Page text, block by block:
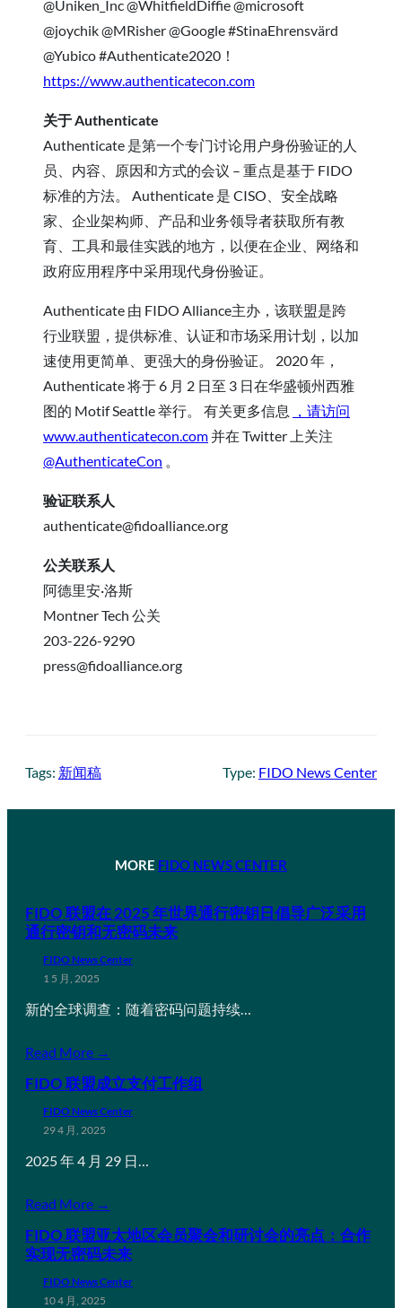
@Uniken_Inc @WhitfieldDiffie @microsoft
@joychik @MRisher @Google #StinaEhrensvärd
@Yubico #Authenticate2020！
https://www.authenticatecon.com
关于 Authenticate
Authenticate 是第一个专门讨论用户身份验证的人
员、内容、原因和方式的会议 – 重点是基于 FIDO
标准的方法。 Authenticate 是 CISO、安全战略
家、企业架构师、产品和业务领导者获取所有教
育、工具和最佳实践的地方，以便在企业、网络和
政府应用程序中采用现代身份验证。
Authenticate 由 FIDO Alliance主办，该联盟是跨
行业联盟，提供标准、认证和市场采用计划，以加
速使用更简单、更强大的身份验证。 2020 年，
Authenticate 将于 6 月 2 日至 3 日在华盛顿州西雅
图的 Motif Seattle 举行。 有关更多信息
，请访问
www.authenticatecon.com并在 Twitter 上关注
@AuthenticateCon 。
验证联系人
authenticate@fidoalliance.org
公关联系人
阿德里安·洛斯
Montner Tech 公关
203-226-9290
press@fidoalliance.org
Tags: 新闻稿 Type: FIDO News Center
MORE FIDO NEWS CENTER
FIDO 联盟在 2025 年世界通行密钥日倡导广泛采用
通行密钥和无密码未来
FIDO News Center
1 5 月, 2025
新的全球调查：随着密码问题持续…
Read More →
FIDO 联盟成立支付工作组
FIDO News Center
29 4 月, 2025
2025 年 4 月 29 日…
Read More →
FIDO 联盟亚太地区会员聚会和研讨会的亮点：合作
实现无密码未来
FIDO News Center
10 4 月, 2025